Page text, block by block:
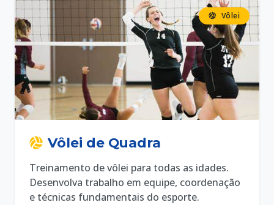
Vôlei
Vôlei de Quadra
Treinamento de vôlei para todas as idades.
Desenvolva trabalho em equipe, coordenação
e técnicas fundamentais do esporte.